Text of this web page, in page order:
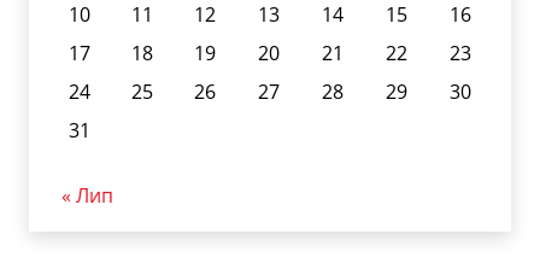
10
11 12 13 14 15
16
17
18 19 20 21 22
23
24
25 26 27 28 29
30
31
« Лип